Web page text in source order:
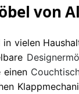
von
in vielen
einen